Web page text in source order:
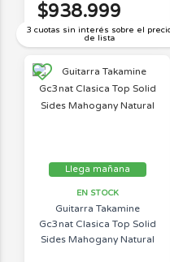
3 cuotas sin interés sobre el
de lista
$938.999
Llega mañana
EN STOCK
Guitarra Takamine
Gc3nat Clasica Top Solid
Sides Mahogany Natural